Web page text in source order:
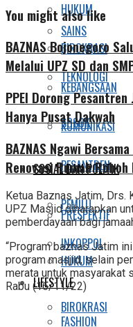
HUKUM
BIROKRASI
KEBANGSAAN
KOMUNIKASI
PESANTREN
PEMILU
INKOPPOL
LIFESTYLE
FASHION
SAINS
TEKNOLOGI
SOSOK
SOSIAL DAN POLITIK
PRESPEKTIF
HUKUM
BIROKRASI
You might also like
BAZNAS Bojonegoro
Melalui UPZ SD dan
PPEI Dorong
Hanya Pusat Dakwah
BAZNAS Ngawi
Renovasi Rumah
Ketua Baznas Jatim, Drs.
UPZ Masjid diharapkan
pemberdayaan bagi
“Program baznas Jatim
program masjid, selain
merata untuk masyarakat
Rabu (16/11/22)